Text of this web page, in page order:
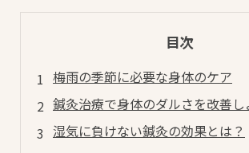
目次
梅雨の季節に必要な身体のケア
鍼灸治療で身体のダルさを改善し
湿気に負けない鍼灸の効果とは？